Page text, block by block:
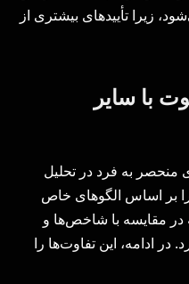
زیرا تأییدهای بیشتری از
با سایر
منحصر به فرد در تحلیل
بر اساس الگوهای خاص
مقایسه با شاخص‌ها و
در ادامه، این تفاوت‌ها را